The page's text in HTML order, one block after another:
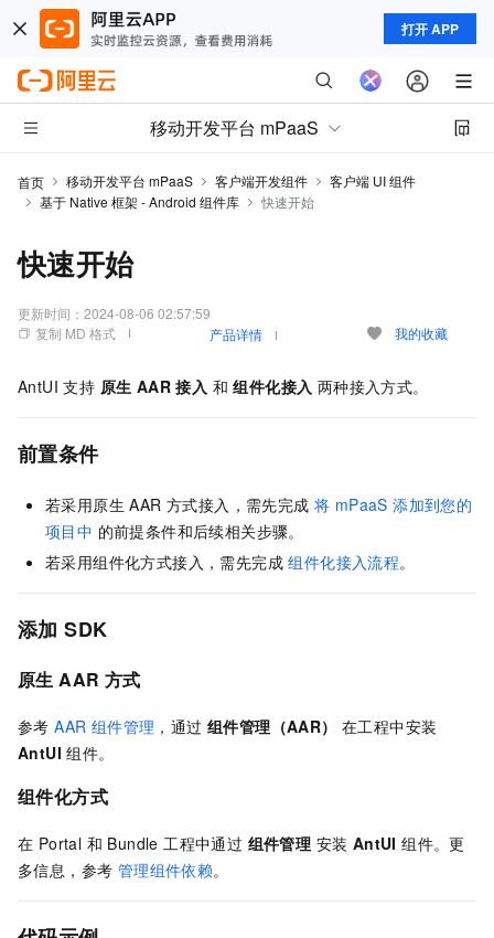
打开 APP
移动开发平台 mPaaS
首页 移动开发平台 mPaaS 客户端开发组件
客户端 UI 组件
基于 Native 框架 - Android 组件库
快速开始
快速开始
更新时间： 2024-08-06 02:57:59
复制 MD 格式
产品详情 我的收藏
AntUI 支持 原生 AAR 接入 和组件化接入 两种接入方式。
前置条件
若采用原生 AAR 方式接入，需先完成 将 mPaaS 添加到您的
项目中 的前提条件和后续相关步骤。
若采用组件化方式接入，需先完成组件化接入流程。
添加 SDK
原生 AAR 方式
参考AAR 组件管理 ，通过组件管理（AAR）
在工程中安装
AntUI 组件。
组件化方式
在 Portal 和 Bundle 工程中通过 组件管理 安装 AntUI 组件。更
多信息，参考 管理组件依赖。